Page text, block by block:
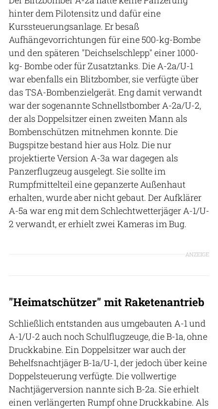
hinter dem Pilotensitz und dafür eine
Kurssteuerungsanlage. Er besaß
Aufhängevorrichtungen für eine 500-kg-Bombe
und den späteren "Deichselschlepp" einer 1000-
kg- Bombe oder für Zusatztanks. Die A-2a/U-1
war ebenfalls ein Blitzbomber, sie verfügte über
das TSA-Bombenzielgerät. Eng damit verwandt
war der sogenannte Schnellstbomber A-2a/U-2,
der als Doppelsitzer einen zweiten Mann als
Bombenschützen mitnehmen konnte. Die
Bugspitze bestand hier aus Holz. Die nur
projektierte Version A-3a war dagegen als
Panzerflugzeug ausgelegt. Sie sollte im
Rumpfmittelteil eine gepanzerte Außenhaut
erhalten, wurde aber nicht gebaut. Der Aufklärer
A-5a war eng mit dem Schlechtwetterjäger A-1/U-
2 verwandt, er erhielt zwei Kameras im Bug.
ANZEIGE
"Heimatschützer" mit Raketenantrieb
Schließlich entstanden aus umgebauten A-1 und
A-1/U-2 auch noch Schulflugzeuge, die B-1a, ohne
Druckkabine. Ein Doppelsitzer war auch der
Behelfsnachtjäger B-1a/U-1, der jedoch über keine
Doppelsteuerung verfügte. Die vollwertige
Nachtjägerversion nannte sich B-2a. Sie erhielt
einen verlängerten Rumpf ohne Druckkabine. Als